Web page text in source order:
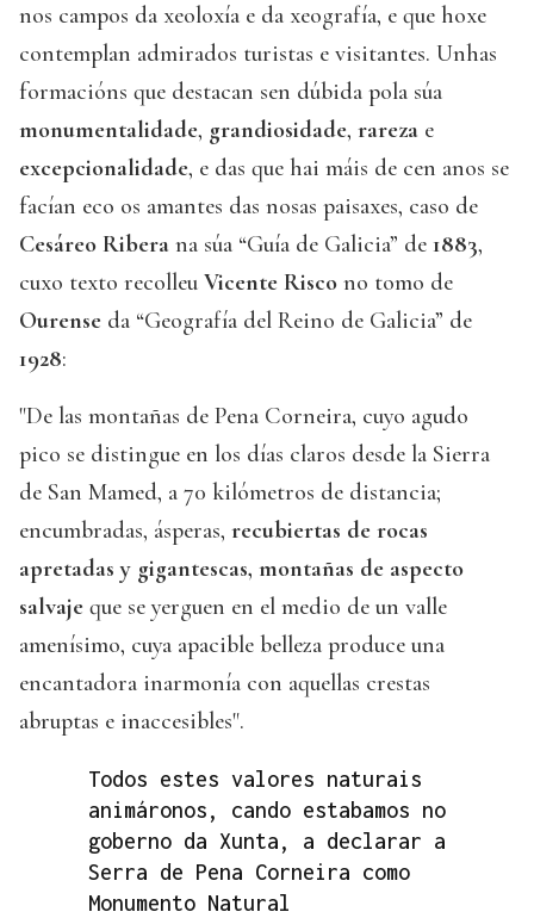
nos campos da xeoloxía e da xeografía, e que hoxe
contemplan admirados turistas e visitantes. Unhas
formacións que destacan sen dúbida pola súa
monumentalidade, grandiosidade, rareza e
excepcionalidade, e das que hai máis de cen anos se
facían eco os amantes das nosas paisaxes, caso de
Cesáreo Ribera na súa “Guía de Galicia” de 1883,
cuxo texto recolleu Vicente Risco no tomo de
Ourense da “Geografía del Reino de Galicia” de
1928:
"De las montañas de Pena Corneira, cuyo agudo
pico se distingue en los días claros desde la Sierra
de San Mamed, a 70 kilómetros de distancia;
encumbradas, ásperas, recubiertas de rocas
apretadas y gigantescas, montañas de aspecto
salvaje que se yerguen en el medio de un valle
amenísimo, cuya apacible belleza produce una
encantadora inarmonía con aquellas crestas
abruptas e inaccesibles".
Todos estes valores naturais
animáronos, cando estabamos no
goberno da Xunta, a declarar a
Serra de Pena Corneira como
Monumento Natural